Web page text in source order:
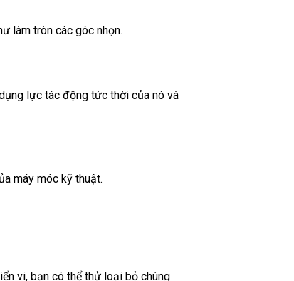
làm tròn các góc nhọn.
lực tác động tức thời của nó và
máy móc kỹ thuật.
vi, bạn có thể thử loại bỏ chúng